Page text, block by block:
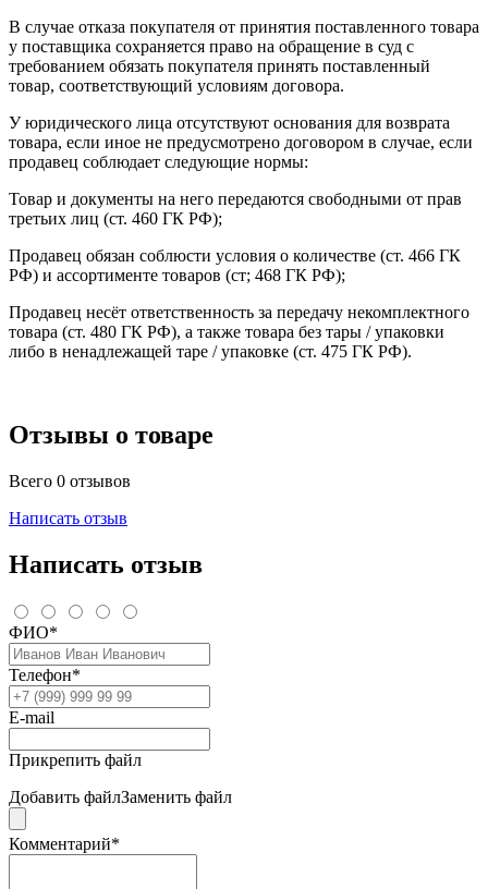
В случае отказа покупателя от принятия поставленного товара
у поставщика сохраняется право на обращение в суд с
требованием обязать покупателя принять поставленный
товар, соответствующий условиям договора.
У юридического лица отсутствуют основания для возврата
товара, если иное не предусмотрено договором в случае, если
продавец соблюдает следующие нормы:
Товар и документы на него передаются свободными от прав
третьих лиц (ст. 460 ГК РФ);
Продавец обязан соблюсти условия о количестве (ст. 466 ГК
РФ) и ассортименте товаров (ст; 468 ГК РФ);
Продавец несёт ответственность за передачу некомплектного
товара (ст. 480 ГК РФ), а также товара без тары / упаковки
либо в ненадлежащей таре / упаковке (ст. 475 ГК РФ).
Отзывы о товаре
Всего 0 отзывов
Написать отзыв
Написать отзыв
ФИО*
Телефон*
E-mail
Прикрепить файл
Добавить файлЗаменить файл
Комментарий*